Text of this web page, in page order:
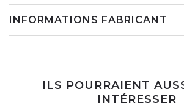
INFORMATIONS FABRICANT
ILS POURRAIENT
INTÉRESSER